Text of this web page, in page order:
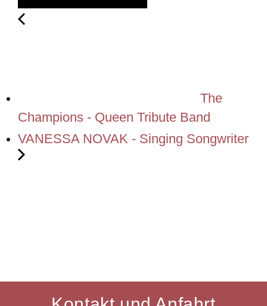
The
Champions - Queen Tribute Band
VANESSA NOVAK - Singing Songwriter